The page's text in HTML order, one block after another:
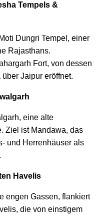
Tempels &
Dungri Tempel, einer
Rajasthans.
Fort, von dessen
Jaipur eröffnet.
eine alte
Ziel ist Mandawa, das
und Herrenhäuser als
Havelis
engen Gassen, flankiert
die von einstigem